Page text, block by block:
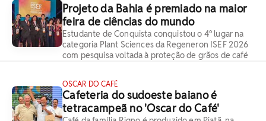
Projeto da Bahia é premiado na maior
feira de ciências do mundo
Estudante de Conquista conquistou o 4º lugar na
categoria Plant Sciences da Regeneron ISEF 2026
com pesquisa voltada à proteção de grãos de café
OSCAR DO CAFÉ
Cafeteria do sudoeste baiano é
tetracampeã no 'Oscar do Café'